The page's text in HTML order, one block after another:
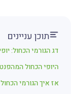
תוכן עניינים
דג הגורמי הכחול:
היופי הכחול
אז איך הגורמי